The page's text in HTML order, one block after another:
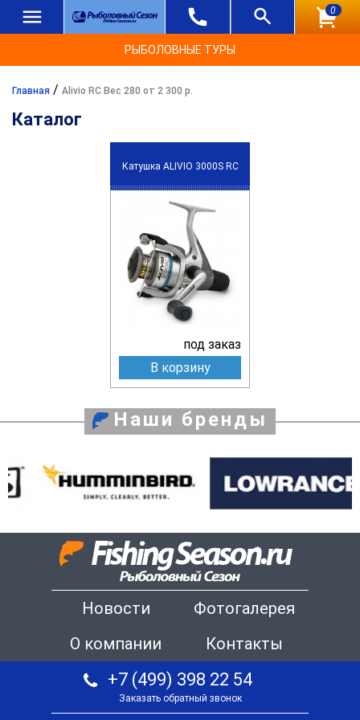
0
РЫБОЛОВНЫЕ ТУРЫ
Главная / Alivio RC Вес 280 от 2 300 р.
Каталог
Катушка ALIVIO 3000S RC
под заказ
В корзину
Наши бренды
Новости
Фотогалерея
О компании
Контакты
+7 (499) 398 22 54
Заказать обратный звонок